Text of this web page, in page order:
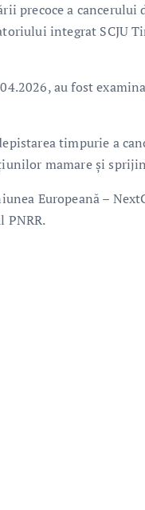
precoce a
integrat SCJU
au fost
timpurie a
mamare și
Europeană –
PNRR.